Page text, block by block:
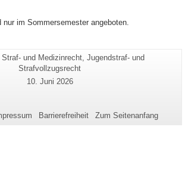
nur im Sommersemester angeboten.
Zusätzliche
Informationen
zu
Seite
und Medizinrecht, Jugendstraf- und
Strafvollzugsrecht
Letzte
10. Juni 2026
Barrierefreiheit Zum Seitenanfang